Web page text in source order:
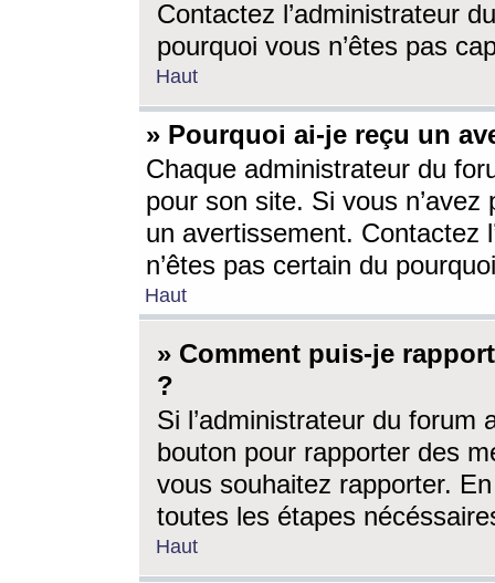
Contactez l’administrateur
pourquoi vous n’êtes pas
Haut
» Pourquoi ai-je reçu un
Chaque administrateur du
pour son site. Si vous
un avertissement. Contactez
n’êtes pas certain du
Haut
» Comment puis-je
?
Si l’administrateur du forum
bouton pour rapporter des
vous souhaitez rapporter.
toutes les étapes
Haut